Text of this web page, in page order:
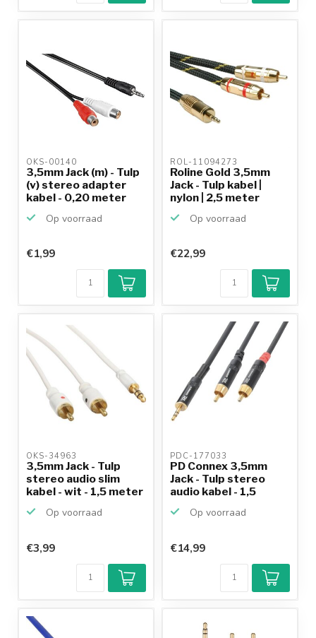
OKS-00140
3,5mm Jack (m) - Tulp
(v) stereo adapter
kabel - 0,20 meter
Op voorraad
€1,99
ROL-11094273
Roline Gold 3,5mm
Jack - Tulp kabel |
nylon | 2,5 meter
Op voorraad
€22,99
OKS-34963
3,5mm Jack - Tulp
stereo audio slim
kabel - wit - 1,5 meter
Op voorraad
€3,99
PDC-177033
PD Connex 3,5mm
Jack - Tulp stereo
audio kabel - 1,5
Op voorraad
€14,99